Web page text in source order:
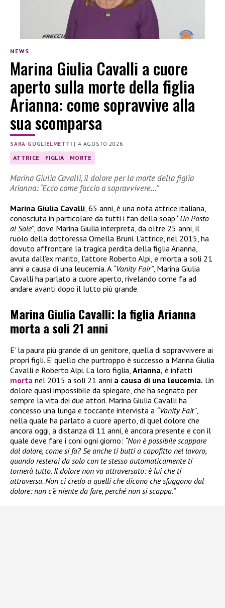
NEWS
Marina Giulia Cavalli a cuore
aperto sulla morte della figlia
Arianna: come sopravvive alla
sua scomparsa
SARA GUGLIELMETTI |4 AGOSTO 2026
ATTRICE FIGLIA MORTE
Marina Giulia Cavalli, il dolore per la morte della figlia
Arianna: “Ecco come faccio a sopravvivere…”
Marina Giulia Cavalli , 65 anni, è una nota attrice italiana,
conosciuta in particolare da tutti i fan della soap “Un Posto
al Sole”, dove Marina Giulia interpreta, da oltre 25 anni, il
ruolo della dottoressa Ornella Bruni. L’attrice, nel 2015, ha
dovuto affrontare la tragica perdita della figlia Arianna,
avuta dall’ex marito, l’attore Roberto Alpi, e morta a soli 21
anni a causa di una leucemia. A “Vanity Fair”, Marina Giulia
Cavalli ha parlato a cuore aperto, rivelando come fa ad
andare avanti dopo il lutto più grande.
Marina Giulia Cavalli: la figlia Arianna
morta a soli 21 anni
E’ la paura più grande di un genitore, quella di sopravvivere ai
propri figli. E’ quello che purtroppo è successo a Marina Giulia
Cavalli e Roberto Alpi. La loro figlia, Arianna, è infatti
morta nel 2015 a soli 21 anni a causa di una leucemia. Un
dolore quasi impossibile da spiegare, che ha segnato per
sempre la vita dei due attori. Marina Giulia Cavalli ha
concesso una lunga e toccante intervista a “Vanity Fair”,
nella quale ha parlato a cuore aperto, di quel dolore che
ancora oggi, a distanza di 11 anni, è ancora presente e con il
quale deve fare i coni ogni giorno: “Non è possibile scappare
dal dolore, come si fa? Se anche ti butti a capofitto nel lavoro,
quando resterai da solo con te stesso automaticamente ti
tornerà tutto. Il dolore non va attraversato: è lui che ti
attraversa. Non ci credo a quelli che dicono che sfuggono dal
dolore: non c’è niente da fare, perché non si scappa.”